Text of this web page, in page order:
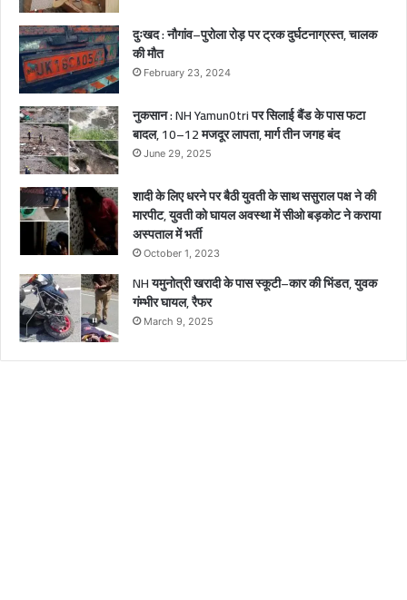
र
दुःखद : नौगांव–पुरोला रोड़ पर ट्रक दुर्घटनाग्रस्त, चालक
की मौत
February 23, 2024
नुकसान : NH Yamun0tri पर सिलाई बैंड के पास फटा
बादल, 10–12 मजदूर लापता, मार्ग तीन जगह बंद
June 29, 2025
शादी के लिए धरने पर बैठी युवती के साथ ससुराल पक्ष ने की
मारपीट, युवती को घायल अवस्था में सीओ बड़कोट ने कराया
अस्पताल में भर्ती
October 1, 2023
NH यमुनोत्री खरादी के पास स्कूटी–कार की भिंडत, युवक
गंम्भीर घायल, रैफर
March 9, 2025